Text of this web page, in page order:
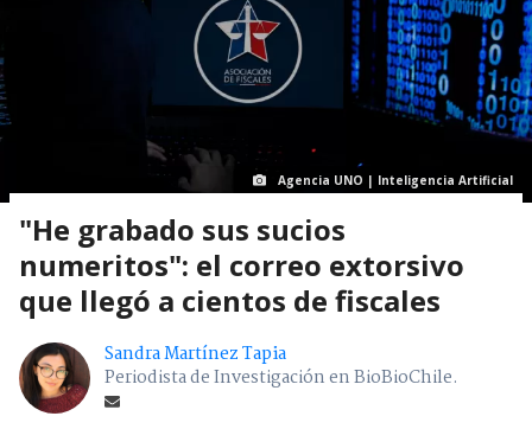
Agencia UNO | Inteligencia Artificial
"He grabado sus sucios
numeritos": el correo extorsivo
que llegó a cientos de fiscales
Sandra Martínez Tapia
Periodista de Investigación en BioBioChile.